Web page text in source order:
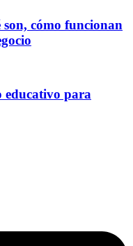
cómo funcionan
educativo para